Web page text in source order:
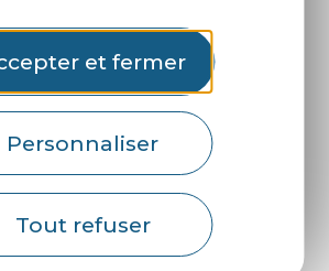
et fermer
Personnaliser
Tout refuser
pro Partenaires